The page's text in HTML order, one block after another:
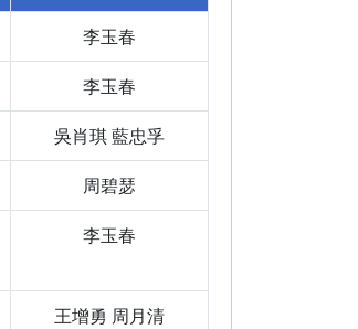
李玉春
李玉春
吳肖琪 藍忠孚
周碧瑟
李玉春
王增勇 周月清